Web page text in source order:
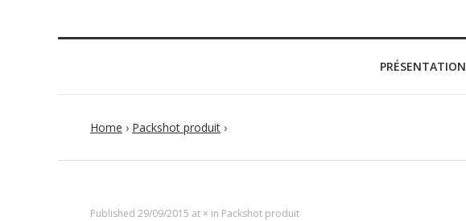
PRÉSENTATION
Home › Packshot produit ›
Published 29/09/2015 at × in Packshot produit